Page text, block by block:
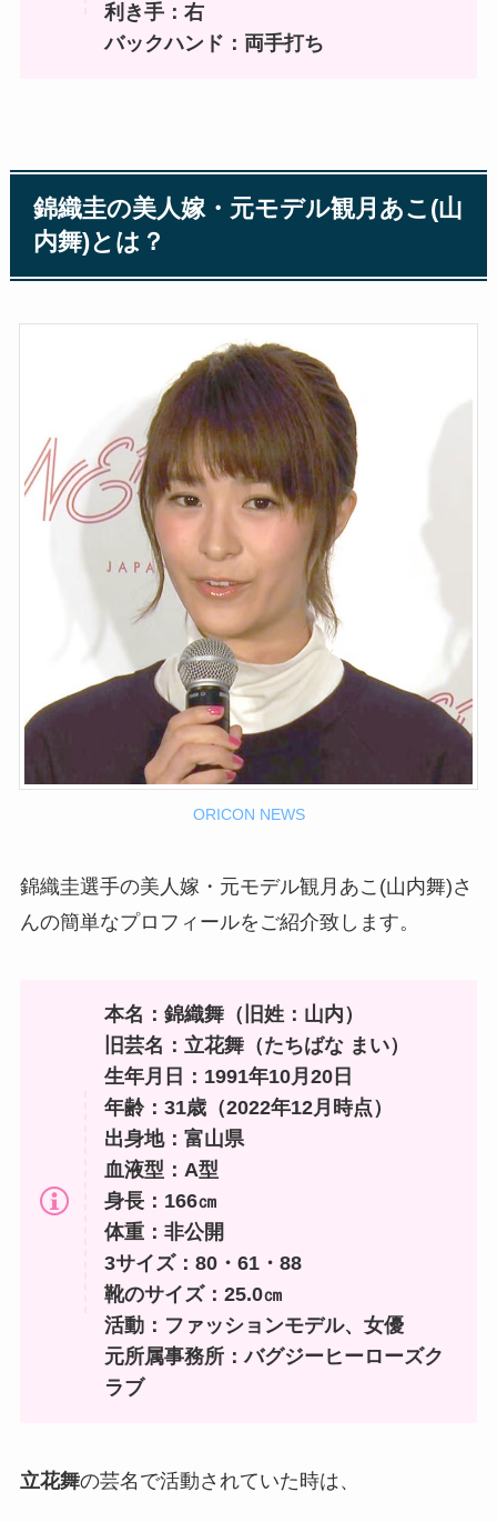
利き手：右
バックハンド：両手打ち
錦織圭の美人嫁・元モデル観月あこ(山
内舞)とは？
ORICON NEWS
錦織圭選手の美人嫁・元モデル観月あこ(山内舞)さ
んの簡単なプロフィールをご紹介致します。
本名：錦織舞（旧姓：山内）
旧芸名：立花舞（たちばな まい）
生年月日：1991年10月20日
年齢：31歳（2022年12月時点）
出身地：富山県
血液型：A型
身長：166㎝
体重：非公開
3サイズ：80・61・88
靴のサイズ：25.0㎝
活動：ファッションモデル、女優
元所属事務所：バグジーヒーローズク
ラブ
立花舞の芸名で活動されていた時は、